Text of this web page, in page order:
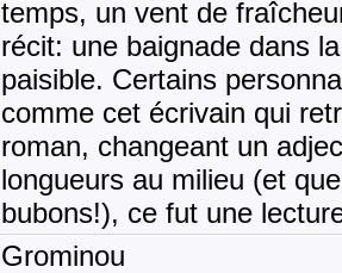
temps, un vent de
récit: une baignade dans
paisible. Certains
comme cet écrivain qui
roman, changeant un
longueurs au milieu (et
bubons!), ce fut une
Grominou